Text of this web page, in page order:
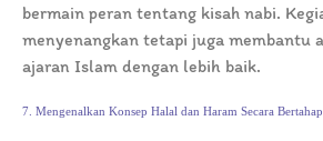
bermain peran tentang kisah nabi.
menyenangkan tetapi juga membantu
ajaran Islam dengan lebih baik.
7. Mengenalkan Konsep Halal dan Haram Secara Bertahap